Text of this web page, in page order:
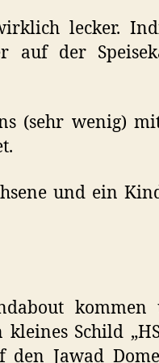
lecker.
der
(sehr wenig)
und ein
kommen
Schild
den Jawad